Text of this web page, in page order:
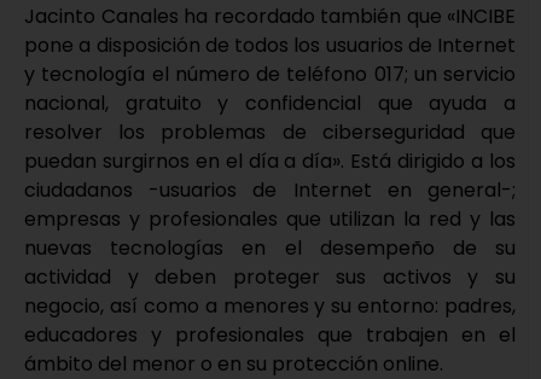
Jacinto Canales ha recordado también que «INCIBE
pone a disposición de todos los usuarios de Internet
y tecnología el número de teléfono 017; un servicio
nacional, gratuito y confidencial que ayuda a
resolver los problemas de ciberseguridad que
puedan surgirnos en el día a día». Está dirigido a los
ciudadanos -usuarios de Internet en general-;
empresas y profesionales que utilizan la red y las
nuevas tecnologías en el desempeño de su
actividad y deben proteger sus activos y su
negocio, así como a menores y su entorno: padres,
educadores y profesionales que trabajen en el
ámbito del menor o en su protección online.